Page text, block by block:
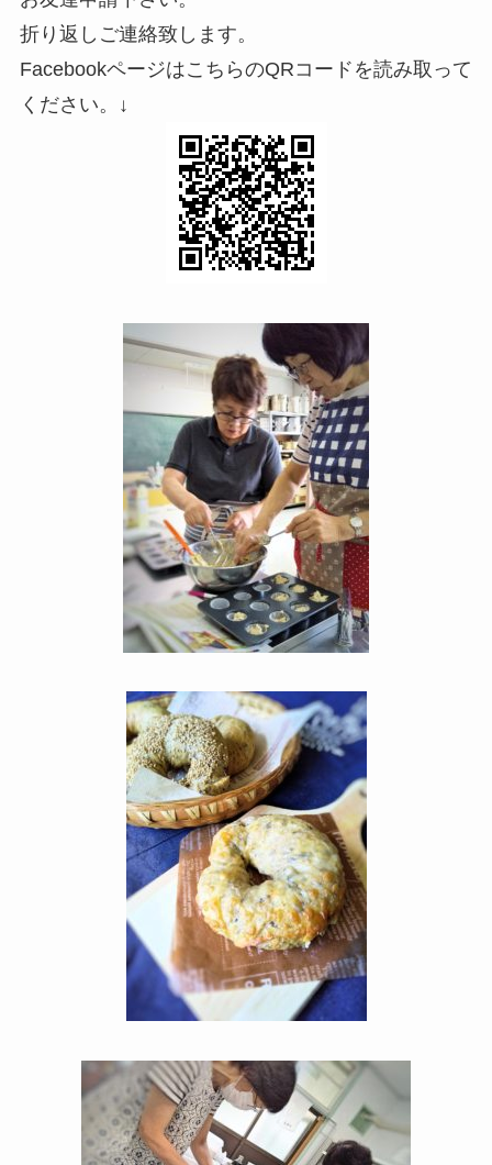
折り返しご連絡致します。
FacebookページはこちらのQRコードを読み取って
ください。↓